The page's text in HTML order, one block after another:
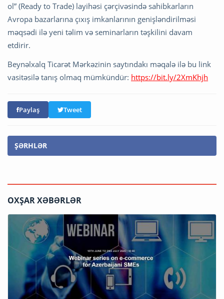
ol” (Ready to Trade) layihəsi çərçivəsində sahibkarların
Avropa bazarlarına çıxış imkanlarının genişləndirilməsi
məqsədi ilə yeni təlim və seminarların təşkilini davam
etdirir.
Beynəlxalq Ticarət Mərkəzinin saytındakı məqalə ilə bu link
vasitəsilə tanış olmaq mümkündür: https://bit.ly/2XmKhjh
Paylaş Tweet
ŞƏRHLƏR
OXŞAR XƏBƏRLƏR